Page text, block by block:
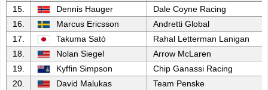
15.
Dennis Hauger
Dale Coyne Racing
16.
Marcus Ericsson
Andretti Global
17.
Takuma Sató
Rahal Letterman Lanigan
18.
Nolan Siegel
Arrow McLaren
19.
Kyffin Simpson
Chip Ganassi Racing
20.
David Malukas
Team Penske